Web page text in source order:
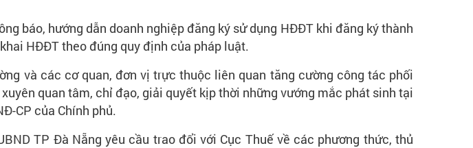
báo, hướng dẫn doanh nghiệp đăng ký sử dụng HĐĐT khi đăng ký thành
HĐĐT theo đúng quy định của pháp luật.
và các cơ quan, đơn vị trực thuộc liên quan tăng cường công tác phối
quan tâm, chỉ đạo, giải quyết kịp thời những vướng mắc phát sinh tại
CP của Chính phủ.
TP Đà Nẵng yêu cầu trao đổi với Cục Thuế về các phương thức, thủ